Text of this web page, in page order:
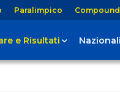
Paralimpico Compound
e Risultati Nazionali